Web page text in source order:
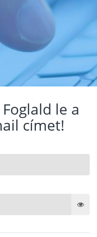
le a
címet!